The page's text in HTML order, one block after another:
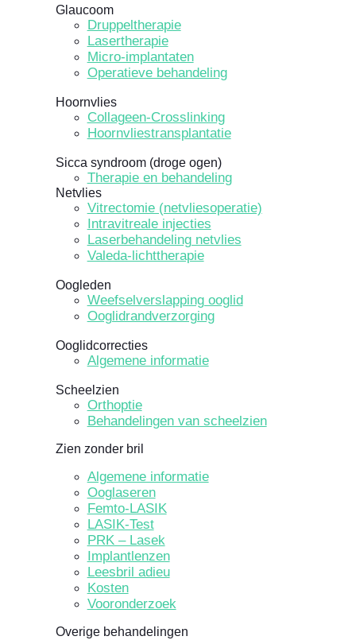
Glaucoom
Druppeltherapie
Lasertherapie
Micro-implantaten
Operatieve behandeling
Hoornvlies
Collageen-Crosslinking
Hoornvliestransplantatie
Sicca syndroom (droge ogen)
Therapie en behandeling
Netvlies
Vitrectomie (netvliesoperatie)
Intravitreale injecties
Laserbehandeling netvlies
Valeda-lichttherapie
Oogleden
Weefselverslapping ooglid
Ooglidrandverzorging
Ooglidcorrecties
Algemene informatie
Scheelzien
Orthoptie
Behandelingen van scheelzien
Zien zonder bril
Algemene informatie
Ooglaseren
Femto-LASIK
LASIK-Test
PRK – Lasek
Implantlenzen
Leesbril adieu
Kosten
Vooronderzoek
Overige behandelingen